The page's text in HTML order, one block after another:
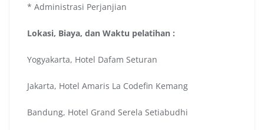
* Administrasi Perjanjian
Lokasi, Biaya, dan Waktu pelatihan :
Yogyakarta, Hotel Dafam Seturan
Jakarta, Hotel Amaris La Codefin Kemang
Bandung, Hotel Grand Serela Setiabudhi